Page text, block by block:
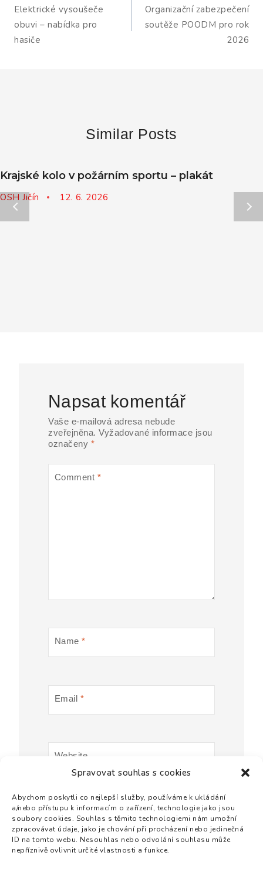
Spravovat souhlas s cookies
Abychom poskytli co nejlepší služby, používáme k ukládání
a/nebo přístupu k informacím o zařízení, technologie jako jsou
soubory cookies. Souhlas s těmito technologiemi nám umožní
zpracovávat údaje, jako je chování při procházení nebo jedinečná
ID na tomto webu. Nesouhlas nebo odvolání souhlasu může
nepříznivě ovlivnit určité vlastnosti a funkce.
příspěvek
Elektrické vysoušeče
obuvi – nabídka pro
hasiče
Organizační zabezpečení
soutěže POODM pro rok
2026
Similar Posts
Krajské kolo v požárním sportu – plakát
OSH Jičín 12. 6. 2026
Napsat komentář
Vaše e-mailová adresa nebude
zveřejněna. Vyžadované informace jsou
označeny *
Comment *
Name *
Email *
Website